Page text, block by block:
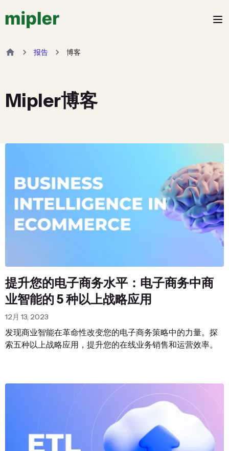
报告 博客
Mipler博客
提升您的电子商务水平：电子商务中商
业智能的 5 种以上战略应用
12月 13, 2023
发现商业智能在革命性改变您的电子商务策略中的力量。探
索五种以上战略应用，提升您的在线业务销售和运营效率。